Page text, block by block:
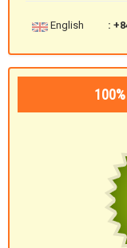
English :